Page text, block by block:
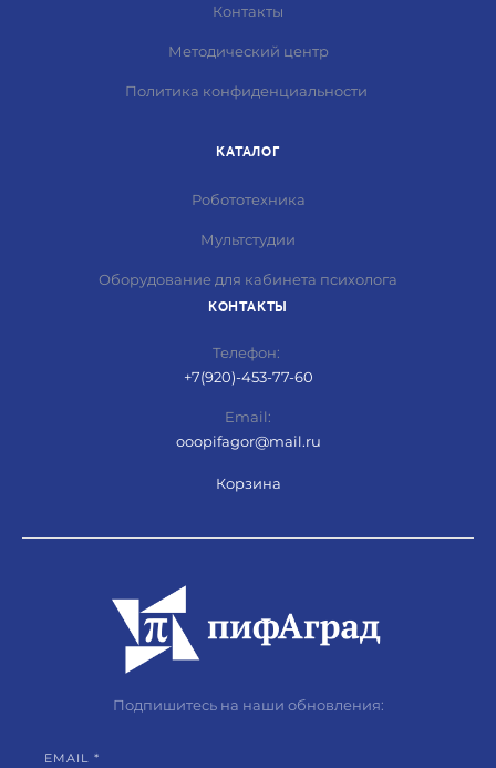
Контакты
Методический центр
Политика конфиденциальности
КАТАЛОГ
Робототехника
Мультстудии
Оборудование для кабинета психолога
КОНТАКТЫ
Телефон:
+7(920)-453-77-60
Email:
ooopifagor@mail.ru
Корзина
Подпишитесь на наши обновления:
EMAIL *